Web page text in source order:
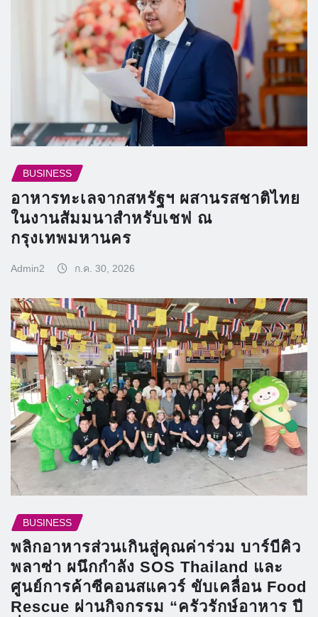
BUSINESS
อาหารทะเลจากสหรัฐฯ ผสานรสชาติไทย
ในงานสัมมนาสำหรับเชฟ ณ
กรุงเทพมหานคร
Admin2 ก.ค. 30, 2026
BUSINESS
พลิกอาหารส่วนเกินสู่คุณค่าร่วม บาร์บีคิว
พลาซ่า ผนึกกำลัง SOS Thailand และ
ศูนย์การค้าซีคอนสแควร์ ขับเคลื่อน Food
Rescue ผ่านกิจกรรม “ครัวรักษ์อาหาร ปี